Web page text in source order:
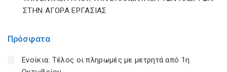
Πρόσφατα
Ενοίκια: Τέλος οι πληρωμές με μετρητά από 1η
ΣΤΗΝ ΑΓΟΡΑ ΕΡΓΑΣΙΑΣ